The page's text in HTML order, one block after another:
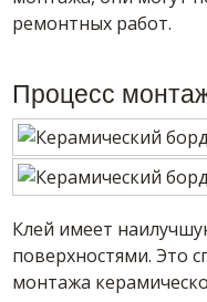
ремонтных работ.
Процесс
Клей имеет
поверхностями. Это
монтажа